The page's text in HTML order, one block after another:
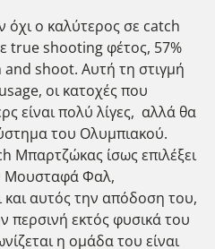
ο καλύτερος σε catch
true shooting φέτος, 57%
and shoot. Αυτή τη στιγμή
οι κατοχές που
είναι πολύ λίγες, αλλά θα
του Ολυμπιακού.
Μπαρτζώκας ίσως επιλέξει
Μουσταφά Φαλ,
και αυτός την απόδοση του,
περσινή εκτός φυσικά του
η ομάδα του είναι